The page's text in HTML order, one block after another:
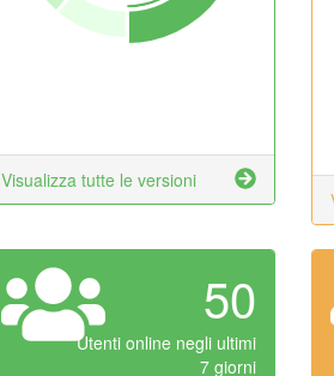
Visualizza tutte le versioni
50
Utenti online negli ultimi
7 giorni